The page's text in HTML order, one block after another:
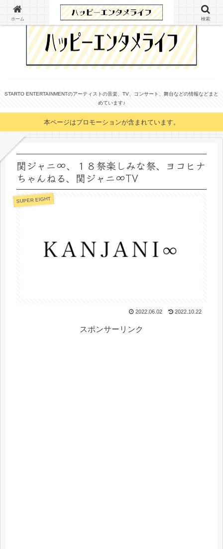
STARTO ENTERTAINMENTのアーティストの音楽、TV、コンサート、舞台などの情報などまと
めています♪
本ページはプロモーションが含まれています。
関ジャニ∞、１８祭楽しみな祭、ヨコヒナ
ちゃんねる、関ジャニ∞TV
SUPER EIGHT
2022.06.02 2022.10.22
スポンサーリンク
ホーム 検索